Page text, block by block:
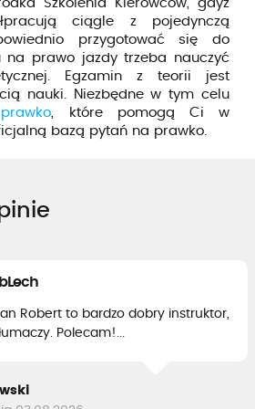
Szkolenia Kierowców, gdyż
ciągle z pojedynczą
przygotować się do
na prawo jazdy trzeba nauczyć
Egzamin z teorii jest
nauki. Niezbędne w tym celu
, które pomogą Ci w
bazą pytań na prawko.
Robert to bardzo dobry instruktor,
Polecam!...